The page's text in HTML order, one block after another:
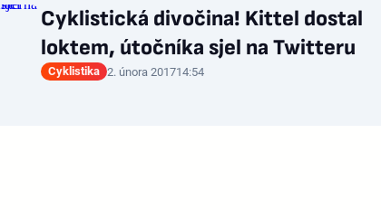
Cyklistická divočina! Kittel dostal
loktem, útočníka sjel na Twitteru
Cyklistika 2. února 201714:54